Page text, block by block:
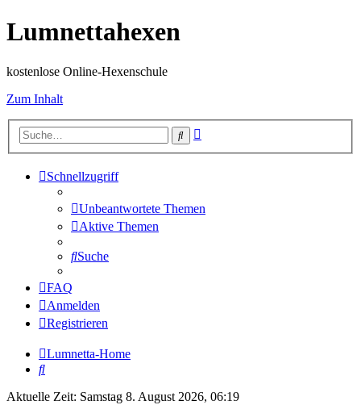
Lumnettahexen
kostenlose Online-Hexenschule
Zum Inhalt
Suche
Schnellzugriff
Unbeantwortete Themen
Aktive Themen
Suche
FAQ
Anmelden
Registrieren
Lumnetta-Home
Suche
Aktuelle Zeit: Samstag 8. August 2026, 06:19